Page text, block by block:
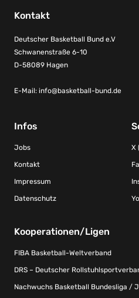
Kontakt
Deutscher Basketball Bund e.V
Schwanenstraße 6-10
D-58089 Hagen
E-Mail: info@basketball-bund.de
Infos
Jobs
Kontakt
Impressum
Datenschutz
X
Kooperationen/Ligen
FIBA Basketball-Weltverband
DRS – Deutscher
Nachwuchs Basketball Bundesliga /